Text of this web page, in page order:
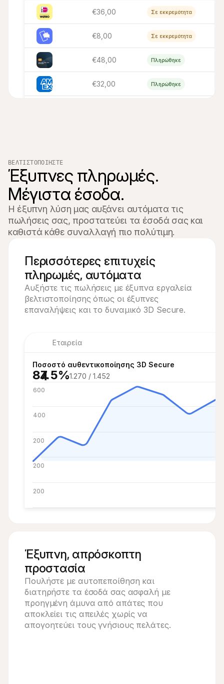
€36,00 Σε εκκρεμότητα
€8,00 Σε εκκρεμότητα
€48,00 Πληρώθηκε
€32,00 Πληρώθηκε
€32,00 Πληρώθηκε
€8,00
€16,00 Πληρώθηκε
ΒΕΛΤΙΣΤΟΠΟΙΉΣΤΕ
Έξυπνες πληρωμές.
Μέγιστα έσοδα.
Η έξυπνη λύση μας αυξάνει αυτόματα τις
πωλήσεις σας, προστατεύει τα έσοδά σας και
καθιστά κάθε συναλλαγή πιο πολύτιμη.
Περισσότερες επιτυχείς
πληρωμές, αυτόματα
Αυξήστε τις πωλήσεις με έξυπνα εργαλεία
βελτιστοποίησης όπως οι έξυπνες
επαναλήψεις και το δυναμικό 3D Secure.
Εταιρεία
Ποσοστό αυθεντικοποίησης 3D Secure
7
4
87.5%1.270 / 1.452
600
400
200
200
200
Έξυπνη, απρόσκοπτη
προστασία
Πουλήστε με αυτοπεποίθηση και
διατηρήστε τα έσοδά σας ασφαλή με
προηγμένη άμυνα από απάτες που
αποκλείει τις απειλές χωρίς να
απογοητεύει τους γνήσιους πελάτες.